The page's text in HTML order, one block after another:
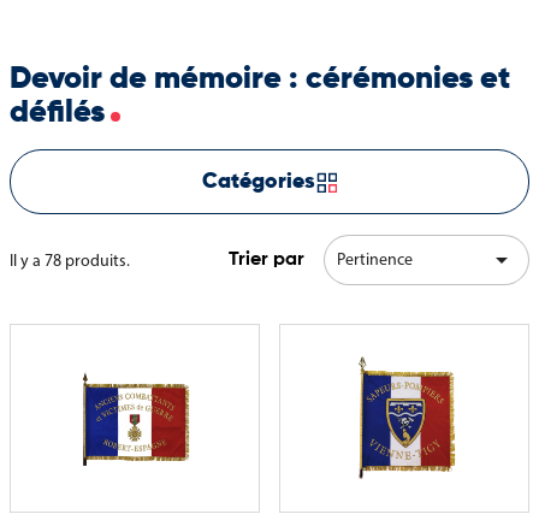
Devoir de mémoire : cérémonies et
défilés
Catégories
Il y a 78 produits. Trier par Pertinence 